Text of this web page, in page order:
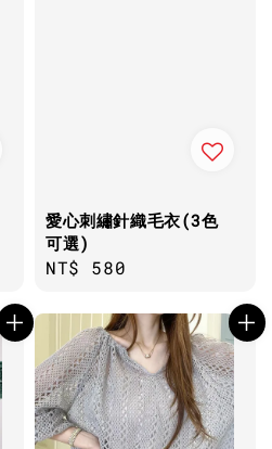
愛心刺繡針織毛衣(3色
可選)
Regular
NT$ 580